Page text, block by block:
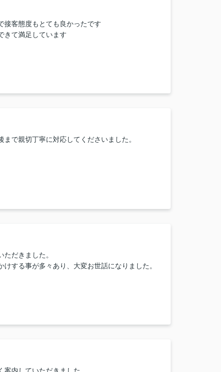
接客態度もとても良かったです
きて満足しています
まで親切丁寧に対応してくださいました。
ただきました。
けする事が多々あり、大変お世話になりました。